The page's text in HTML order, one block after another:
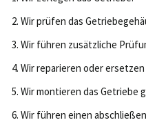
Wir prüfen das
Wir führen zusätzliche
Wir reparieren oder
Wir montieren das Getriebe
Wir führen einen